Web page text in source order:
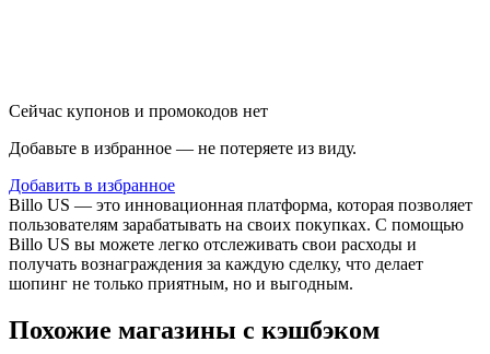
Сейчас купонов и промокодов нет
Добавьте в избранное — не потеряете из виду.
Добавить в избранное
Billo US — это инновационная платформа, которая позволяет
пользователям зарабатывать на своих покупках. С помощью
Billo US вы можете легко отслеживать свои расходы и
получать вознаграждения за каждую сделку, что делает
шопинг не только приятным, но и выгодным.
Похожие магазины с кэшбэком